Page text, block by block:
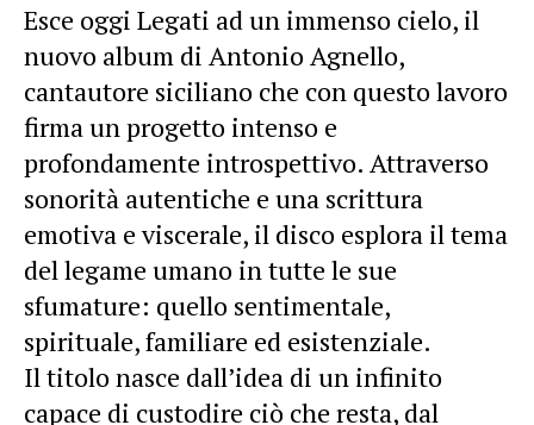
Esce oggi Legati ad un immenso cielo, il
nuovo album di Antonio Agnello,
cantautore siciliano che con questo lavoro
firma un progetto intenso e
profondamente introspettivo. Attraverso
sonorità autentiche e una scrittura
emotiva e viscerale, il disco esplora il tema
del legame umano in tutte le sue
sfumature: quello sentimentale,
spirituale, familiare ed esistenziale.
Il titolo nasce dall’idea di un infinito
capace di custodire ciò che resta, dal